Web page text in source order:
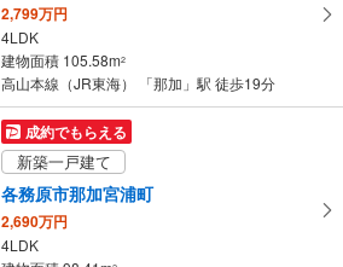
2,799万円
4LDK
建物面積 105.58m2
高山本線（JR東海） 「那加」駅 徒歩19分
成約でもらえる
新築一戸建て
各務原市那加宮浦町
2,690万円
4LDK